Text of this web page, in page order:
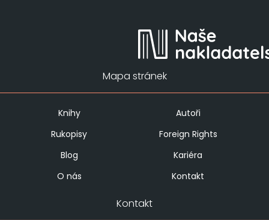
Mapa stránek
Knihy
Autoři
Rukopisy
Foreign Rights
Blog
Kariéra
O nás
Kontakt
Kontakt